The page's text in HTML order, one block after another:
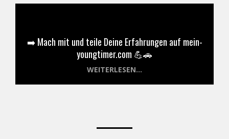
➡️ Mach mit und teile Deine Erfahrungen auf mein-
youngtimer.com 💪🚗
WEITERLESEN...